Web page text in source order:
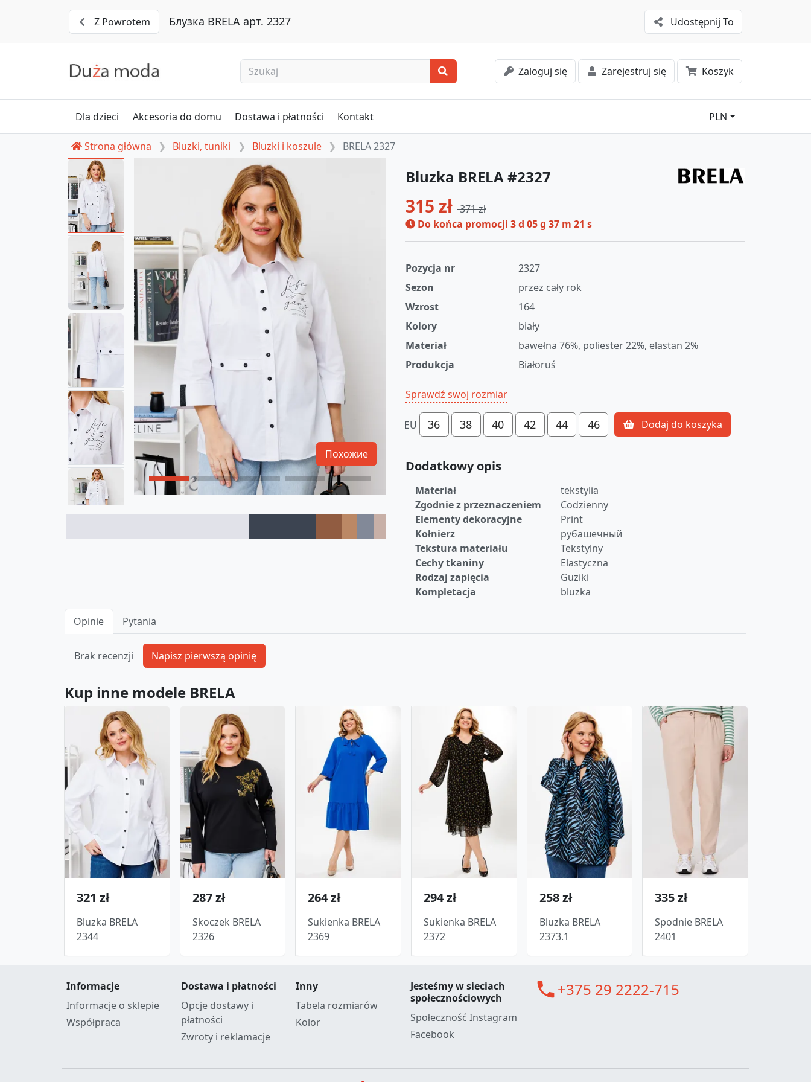
Z Powrotem Блузка BRELA арт. 2327 Udostępnij To
Zaloguj się Zarejestruj się Koszyk
Dla dzieci Akcesoria do domu Dostawa i płatności Kontakt PLN
Strona główna Bluzki, tuniki Bluzki i koszule BRELA 2327
Похожие
Bluzka BRELA #2327
315 zł 371 zł
Do końca promocji 3 d 05 g 37 m 21 s
Pozycja nr
2327
Sezon
przez cały rok
Wzrost
164
Kolory
biały
Materiał
bawełna 76%, poliester 22%, elastan 2%
Produkcja
Białoruś
Sprawdź swoj rozmiar
EU 36 38 40 42 44 46 Dodaj do koszyka
Dodatkowy opis
Materiał
tekstylia
Zgodnie z przeznaczeniem
Codzienny
Elementy dekoracyjne
Print
Kołnierz
рубашечный
Tekstura materiału
Tekstylny
Cechy tkaniny
Elastyczna
Rodzaj zapięcia
Guziki
Kompletacja
bluzka
Opinie Pytania
Brak recenzji
Kup inne modele BRELA
321 zł
Bluzka BRELA
2344
287 zł
Skoczek BRELA
2326
264 zł
Sukienka BRELA
2369
294 zł
Sukienka BRELA
2372
258 zł
Bluzka BRELA
2373.1
335 zł
Spodnie BRELA
2401
Informacje
Informacje o sklepie
Współpraca
Dostawa i płatności
Opcje dostawy i
płatności
Zwroty i reklamacje
Inny
Tabela rozmiarów
Kolor
Jesteśmy w sieciach
społecznościowych
Społeczność Instagram
Facebook
call+375 29 2222-715